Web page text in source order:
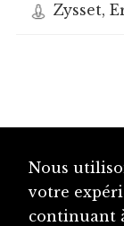
Zysset,
Nous
votre
continuant